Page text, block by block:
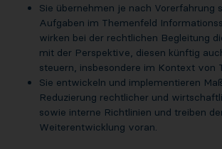
Sie übernehmen je nach Vorerfahrung
Aufgaben im Themenfeld
wirken bei der rechtlichen Begleitung
mit der Perspektive, diesen künftig
steuern, insbesondere im Kontext von
Sie entwickeln und implementieren
Reduzierung rechtlicher und
sowie interne Richtlinien und treiben
Weiterentwicklung voran.